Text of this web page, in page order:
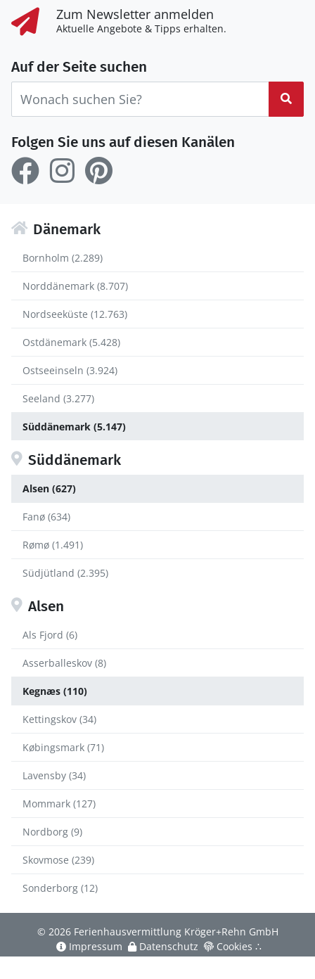
Zum Newsletter anmelden
Aktuelle Angebote & Tipps erhalten.
Auf der Seite suchen
Folgen Sie uns auf diesen Kanälen
Dänemark
Bornholm (2.289)
Norddänemark (8.707)
Nordseeküste (12.763)
Ostdänemark (5.428)
Ostseeinseln (3.924)
Seeland (3.277)
Süddänemark (5.147)
Süddänemark
Alsen (627)
Fanø (634)
Rømø (1.491)
Südjütland (2.395)
Alsen
Als Fjord (6)
Asserballeskov (8)
Kegnæs (110)
Kettingskov (34)
Købingsmark (71)
Lavensby (34)
Mommark (127)
Nordborg (9)
Skovmose (239)
Sonderborg (12)
© 2026 Ferienhausvermittlung Kröger+Rehn GmbH
Impressum
Datenschutz Cookies ∴